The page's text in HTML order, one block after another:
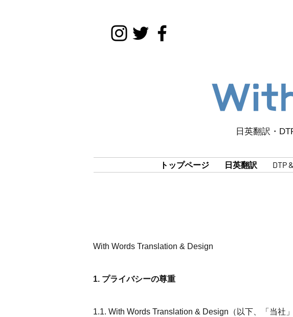
日英翻訳・
トップページ 日英翻訳 DTP
With Words Translation & Design
1. プライバシーの尊重
1.1. With Words Translation & Design（以下、「当社